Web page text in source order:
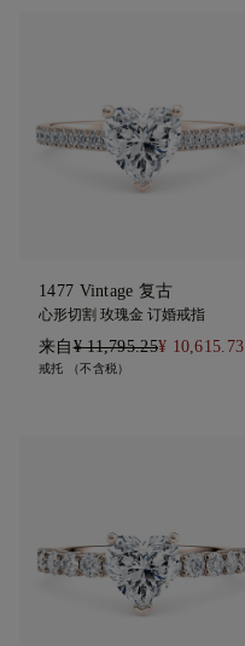
1477 Vintage 复古
心形切割 玫瑰金 订婚戒指
来自¥ 11,795.25¥ 10,615.73
戒托 （不含税）